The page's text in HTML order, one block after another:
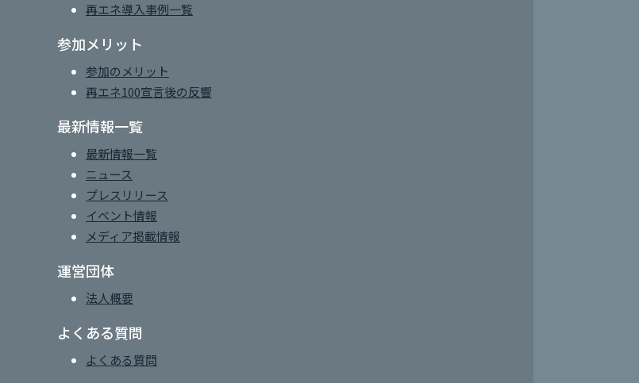
再エネ導入事例一覧
参加メリット
参加のメリット
再エネ100宣言後の反響
最新情報一覧
最新情報一覧
ニュース
プレスリリース
イベント情報
メディア掲載情報
運営団体
法人概要
よくある質問
よくある質問